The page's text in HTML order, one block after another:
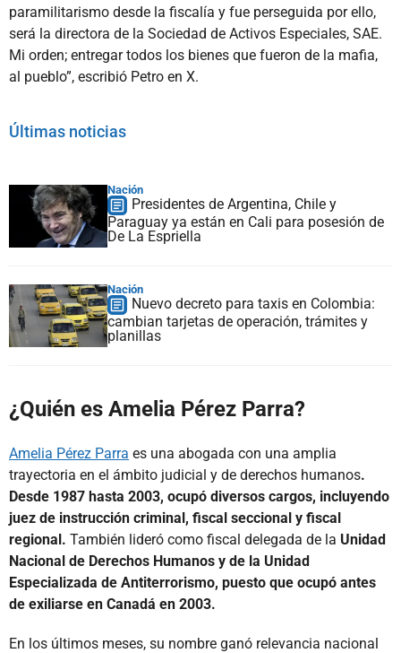
paramilitarismo desde la fiscalía y fue perseguida por ello,
será la directora de la Sociedad de Activos Especiales, SAE.
Mi orden; entregar todos los bienes que fueron de la mafia,
al pueblo”, escribió Petro en X.
Últimas noticias
Nación
Presidentes de Argentina, Chile y
Paraguay ya están en Cali para posesión de
De La Espriella
Nación
Nuevo decreto para taxis en Colombia:
cambian tarjetas de operación, trámites y
planillas
¿Quién es Amelia Pérez Parra?
Amelia Pérez Parra es una abogada con una amplia
trayectoria en el ámbito judicial y de derechos humanos.
Desde 1987 hasta 2003, ocupó diversos cargos, incluyendo
juez de instrucción criminal, fiscal seccional y fiscal
regional. También lideró como fiscal delegada de la Unidad
Nacional de Derechos Humanos y de la Unidad
Especializada de Antiterrorismo, puesto que ocupó antes
de exiliarse en Canadá en 2003.
En los últimos meses, su nombre ganó relevancia nacional